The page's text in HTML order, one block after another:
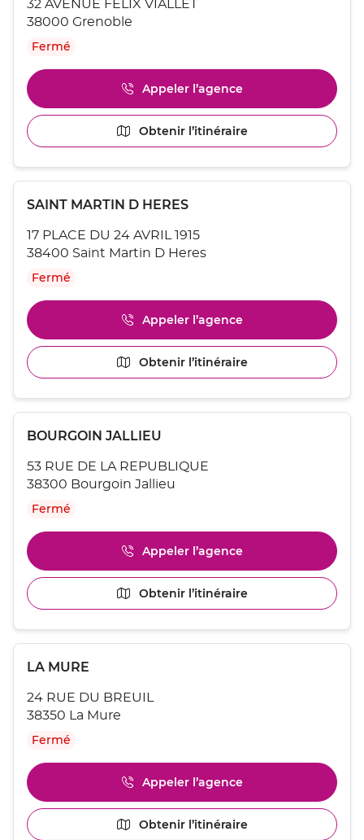
touche
ENTRÉE
obtenir
plus
amples
informations
[ECHAP
pour
vente
:
32 AVENUE FELIX VIALLET
38000 Grenoble
Fermé
Appeler l’agence
Afficher
le
numéro
de
du
point
de
vente
VIALLET
Obtenir l’itinéraire
jusqu'au
de
vente
GRENOBLE
sur
touche
ENTRÉE
obtenir
plus
amples
informations
[ECHAP
pour
Point
vente
:
SAINT MARTIN D HERES
17 PLACE DU 24 AVRIL 1915
38400 Saint Martin D Heres
Fermé
Appeler l’agence
Afficher
le
numéro
de
du
point
MARTIN
Obtenir l’itinéraire
jusqu'au
de
vente
D
HERES
sur
touche
ENTRÉE
obtenir
plus
amples
informations
[ECHAP
pour
Point
vente
:
BOURGOIN JALLIEU
53 RUE DE LA REPUBLIQUE
38300 Bourgoin Jallieu
Fermé
Appeler l’agence
Afficher
le
numéro
de
du
point
Obtenir l’itinéraire
jusqu'au
de
vente
sur
touche
ENTRÉE
obtenir
plus
amples
informations
[ECHAP
pour
Point
vente
:
LA MURE
24 RUE DU BREUIL
38350 La Mure
Fermé
Appeler l’agence
Afficher
le
numéro
de
Obtenir l’itinéraire
jusqu'au